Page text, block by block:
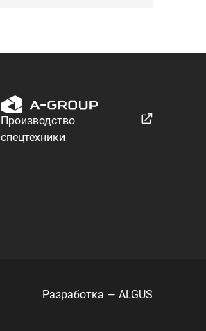
Разработка — ALGUS